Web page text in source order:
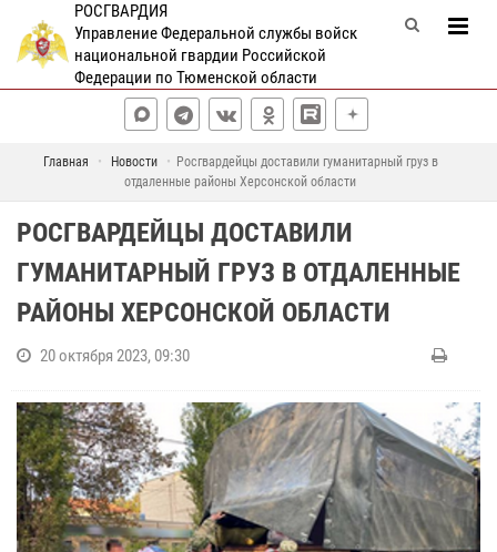
РОСГВАРДИЯ
Управление Федеральной службы войск
национальной гвардии Российской
Федерации по Тюменской области
Главная Новости
Росгвардейцы доставили гуманитарный груз в
отдаленные районы Херсонской области
РОСГВАРДЕЙЦЫ ДОСТАВИЛИ
ГУМАНИТАРНЫЙ ГРУЗ В ОТДАЛЕННЫЕ
РАЙОНЫ ХЕРСОНСКОЙ ОБЛАСТИ
20 октября 2023, 09:30